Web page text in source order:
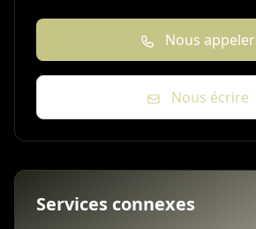
Nous appeler
Nous écrire
Services connexes